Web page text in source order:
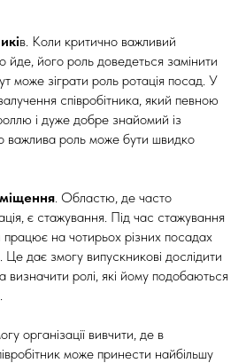
в. Коли критично важливий
йде, його роль доведеться замінити
може зіграти роль ротація посад. У
співробітника, який певною
і дуже добре знайомий із
важлива роль може бути швидко
. Областю, де часто
є стажування. Під час стажування
працює на чотирьох різних посадах
Це дає змогу випускникові дослідити
визначити ролі, які йому подобаються
організації вивчити, де в
може принести найбільшу